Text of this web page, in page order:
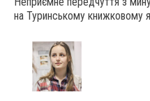
на Туринському книжковому